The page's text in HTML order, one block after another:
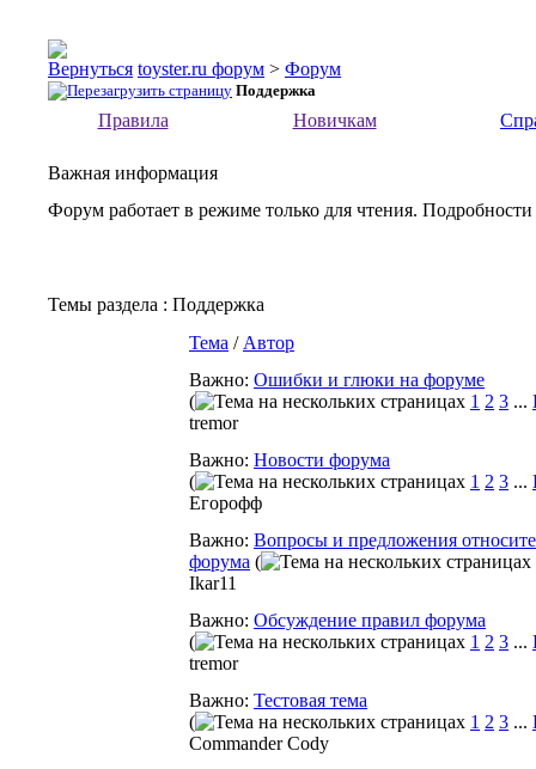
toyster.ru форум > Форум
Поддержка
Правила Новичкам
Важная информация
Форум работает в режиме только для чтения.
Темы раздела : Поддержка
Тема / Автор
Важно: Ошибки и глюки на форуме
(
1 2 3 ...
tremor
Важно: Новости форума
(
1 2 3 ...
Егорофф
Важно: Вопросы и предложения
форума (
Ikar11
Важно: Обсуждение правил форума
(
1 2 3 ...
tremor
Важно: Тестовая тема
(
1 2 3 ...
Commander Cody